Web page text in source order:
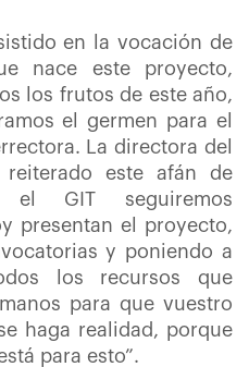
en la vocación de
nace este proyecto,
los frutos de este año,
el germen para el
La directora del
este afán de
el GIT seguiremos
presentan el proyecto,
y poniendo a
los recursos que
para que vuestro
haga realidad, porque
para esto”.